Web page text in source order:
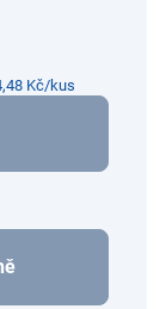
Kč/kus